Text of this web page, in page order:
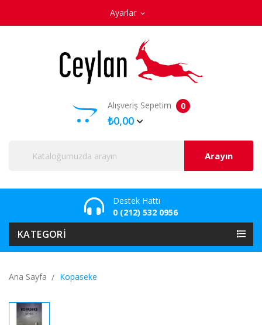
Ayarlar expand_more
Alışveriş Sepetim 0
₺0,00
Arayın
Destek Hattı
0 (212) 532 0956
KATEGORI
Ana Sayfa Kopaseke